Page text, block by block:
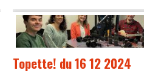
Topette! du 16 12 2024